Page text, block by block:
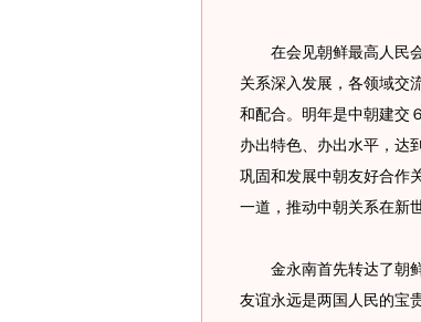
在会见朝鲜最高人民会
关系深入发展，各领域交
和配合。明年是中朝建交
办出特色、办出水平，达
巩固和发展中朝友好合作
一道，推动中朝关系在新
金永南首先转达了朝鲜
友谊永远是两国人民的宝